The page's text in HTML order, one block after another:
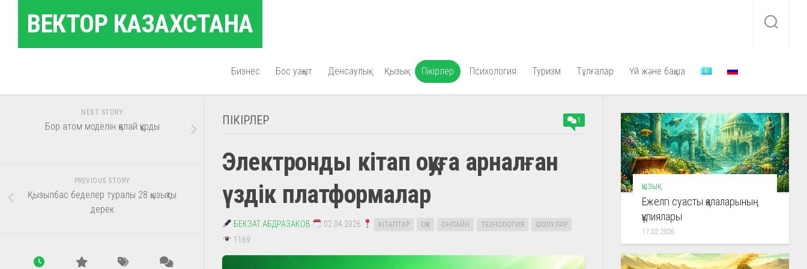
contentВЕКТОР КАЗАХСТАНА
Бизнес Бос уақыт Денсаулық Қызық Пікірлер Психология Туризм Тұлғалар Үй және бақша
ПІКІРЛЕР 1
Электронды кітап оқуға арналған
үздік платформалар
БЕКЗАТ АБДРАЗАКОВ 02.04.2026 КІТАПТАР ОҚУ ОНЛАЙН ТЕХНОЛОГИЯ ШОЛУЛАР
1169
NEXT STORY
Бор атом моделін қалай құрды
PREVIOUS STORY
Қызылбас беделер туралы 28 қызықты
дерек
ҚЫЗЫҚ
Ежелгі суасты қалаларының
құпиялары
17.02.2026